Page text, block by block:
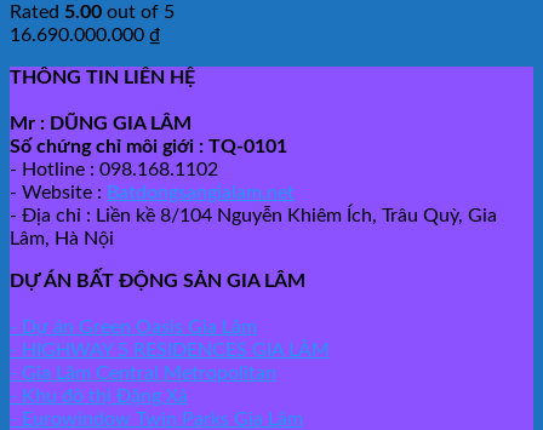
Rated 5.00 out of 5
16.690.000.000 ₫
THÔNG TIN LIÊN HỆ
Mr : DŨNG GIA LÂM
Số chứng chỉ môi giới : TQ-0101
- Hotline : 098.168.1102
- Website : Batdongsangialam.net
- Địa chỉ : Liền kề 8/104 Nguyễn Khiêm Ích, Trâu Quỳ, Gia
Lâm, Hà Nội
DỰ ÁN BẤT ĐỘNG SẢN GIA LÂM
- Dự án Green Oasis Gia Lâm
- HIGHWAY 5 RESIDENCES GIA LÂM
- Gia Lâm Central Metropolitan
- Khu đô thị Đặng Xá
- Eurowindow Twin Parks Gia Lâm